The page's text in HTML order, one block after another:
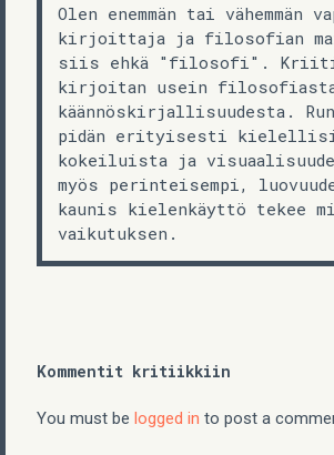
Olen enemmän tai vähemmän
kirjoittaja ja filosofian
siis ehkä "filosofi".
kirjoitan usein
käännöskirjallisuudesta.
pidän erityisesti
kokeiluista ja
myös perinteisempi,
kaunis kielenkäyttö tekee
vaikutuksen.
Kommentit kritiikkiin
You must be logged in to post a